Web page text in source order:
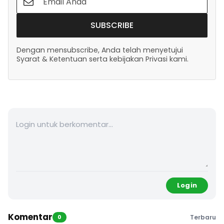
SUBSCRIBE
Dengan mensubscribe, Anda telah menyetujui
Syarat & Ketentuan serta kebijakan Privasi kami.
Login
Komentar 0 Terbaru